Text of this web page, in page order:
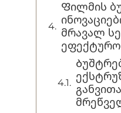
Ფილმის
მრავალ